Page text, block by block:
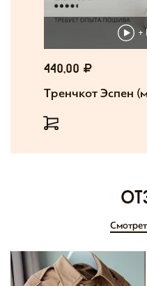
+
440,00
Тренчкот Эспен